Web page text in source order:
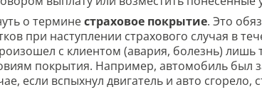
о терминестраховое покрытие. Это
при наступлении страхового случая в
с клиентом (авария, болезнь) лишь
покрытия. Например, автомобиль был
если вспыхнул двигатель и авто